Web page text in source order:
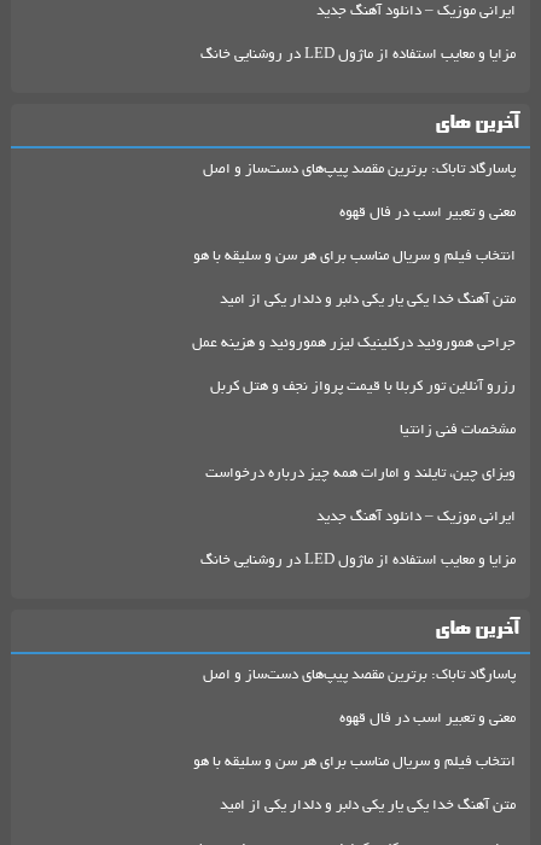
ایرانی موزیک – دانلود آهنگ جدید
مزایا و معایب استفاده از ماژول LED در روشنایی خانگ
آخرین های
پاسارگاد تاباک: برترین مقصد پیپ‌های دست‌ساز و اصل
معنی و تعبیر اسب در فال قهوه
انتخاب فیلم و سریال مناسب برای هر سن و سلیقه با هو
متن آهنگ خدا یکی یار یکی دلبر و دلدار یکی از امید
جراحی هموروئید درکلینیک لیزر هموروئید و هزینه عمل
رزرو آنلاین تور کربلا با قیمت پرواز نجف و هتل کربل
مشخصات فنی زانتیا
ویزای چین، تایلند و امارات همه چیز درباره درخواست
ایرانی موزیک – دانلود آهنگ جدید
مزایا و معایب استفاده از ماژول LED در روشنایی خانگ
آخرین های
پاسارگاد تاباک: برترین مقصد پیپ‌های دست‌ساز و اصل
معنی و تعبیر اسب در فال قهوه
انتخاب فیلم و سریال مناسب برای هر سن و سلیقه با هو
متن آهنگ خدا یکی یار یکی دلبر و دلدار یکی از امید